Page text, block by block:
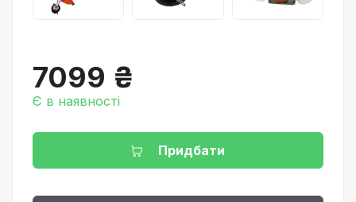
7099 ₴
Є в наявності
Придбати